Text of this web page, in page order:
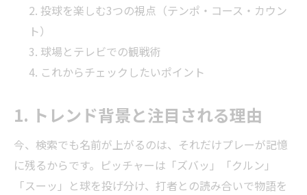
投球を楽しむ3つの視点（テンポ・コース・カウン
ト）
球場とテレビでの観戦術
これからチェックしたいポイント
1. トレンド背景と注目される理由
今、検索でも名前が上がるのは、それだけプレーが記憶
に残るからです。ピッチャーは「ズバッ」「クルン」
「スーッ」と球を投げ分け、打者との読み合いで物語を